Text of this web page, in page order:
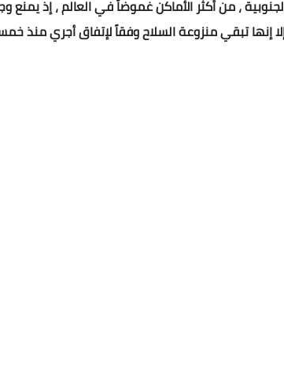
، من أكثر الأماكن غموضاً في العالم ، إذ يمنع
إنها تبقي منزوعة السلاح وفقاً لإتفاق أجري منذ